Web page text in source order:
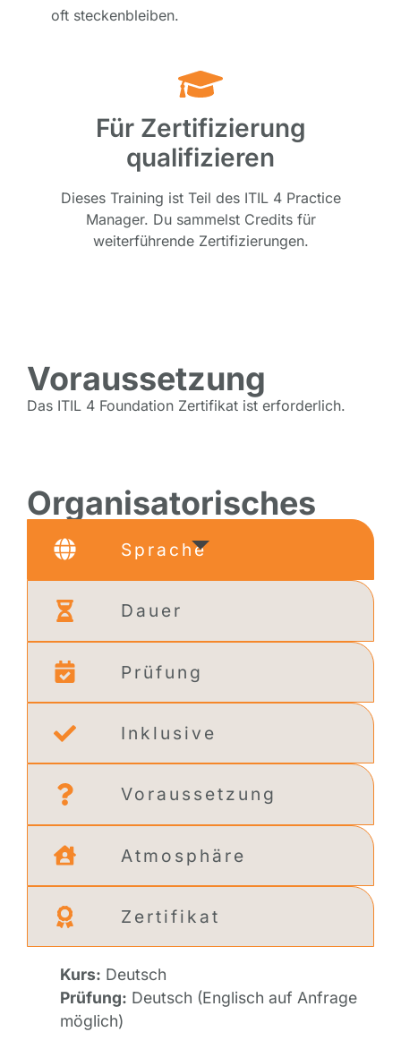
oft steckenbleiben.
Für Zertifizierung
qualifizieren
Dieses Training ist Teil des ITIL 4 Practice
Manager. Du sammelst Credits für
weiterführende Zertifizierungen.
Voraussetzung
Das ITIL 4 Foundation Zertifikat ist erforderlich.
Organisatorisches
Sprache
Dauer
Prüfung
Inklusive
Voraussetzung
Atmosphäre
Zertifikat
Kurs: Deutsch
Prüfung: Deutsch (Englisch auf Anfrage
möglich)